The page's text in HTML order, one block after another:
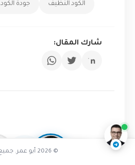
الكود النظيف جودة الكود
شارك المقال:
© 2026 أبو عمر. جميع الحقوق محفوظة.